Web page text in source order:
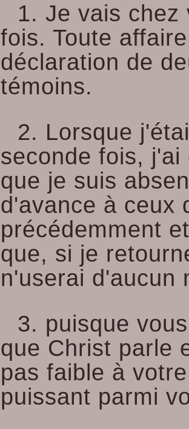
1. Je vais chez
fois. Toute
déclaration de
témoins.
2. Lorsque
seconde fois,
que je suis
d'avance à ceux
précédemment
que, si je
n'userai d'aucun
3. puisque
que Christ parle
pas faible à
puissant parmi